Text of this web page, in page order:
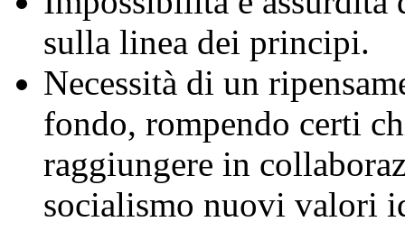
sulla linea dei principi.
Necessità di un
fondo, rompendo certi
raggiungere in
socialismo nuovi valori